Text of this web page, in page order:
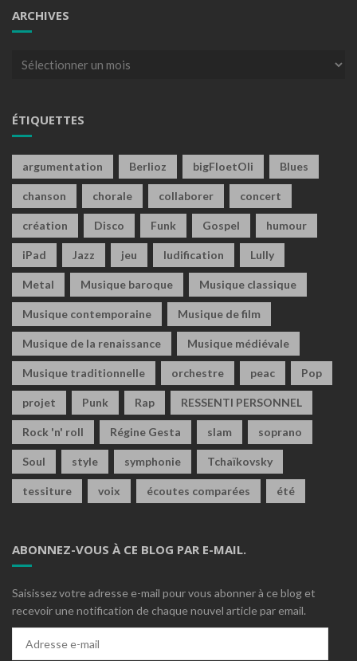
ARCHIVES
Archives
ÉTIQUETTES
argumentation Berlioz bigFloetOli Blues
chanson chorale collaborer concert
création Disco Funk Gospel humour
iPad Jazz jeu ludification Lully
Metal Musique baroque Musique classique
Musique contemporaine Musique de film
Musique de la renaissance Musique médiévale
Musique traditionnelle orchestre peac Pop
projet Punk Rap RESSENTI PERSONNEL
Rock 'n' roll Régine Gesta slam soprano
Soul style symphonie Tchaïkovsky
tessiture voix écoutes comparées été
ABONNEZ-VOUS À CE BLOG PAR E-MAIL.
Saisissez votre adresse e-mail pour vous abonner à ce blog et
recevoir une notification de chaque nouvel article par email.